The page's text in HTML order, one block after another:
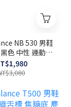
NB 530 男鞋
色 中性 運動 D
閒 復古 休閒鞋